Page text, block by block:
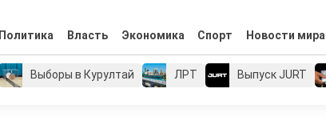
Политика Власть Экономика Спорт Новости мира
Выборы в Курултай ЛРТ Выпуск JURT